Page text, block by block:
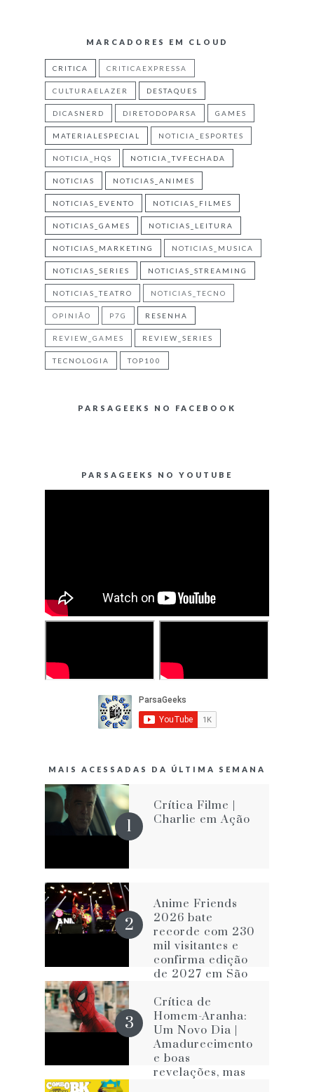
MARCADORES EM CLOUD
CRITICA CRITICAEXPRESSA
CULTURAELAZER DESTAQUES
DICASNERD DIRETODOPARSA GAMES
MATERIALESPECIAL NOTICIA_ESPORTES
NOTICIA_HQS NOTICIA_TVFECHADA
NOTICIAS NOTICIAS_ANIMES
NOTICIAS_EVENTO NOTICIAS_FILMES
NOTICIAS_GAMES NOTICIAS_LEITURA
NOTICIAS_MARKETING NOTICIAS_MUSICA
NOTICIAS_SERIES NOTICIAS_STREAMING
NOTICIAS_TEATRO NOTICIAS_TECNO
OPINIÃO P7G RESENHA
REVIEW_GAMES REVIEW_SERIES
TECNOLOGIA TOP100
PARSAGEEKS NO FACEBOOK
PARSAGEEKS NO YOUTUBE
MAIS ACESSADAS DA ÚLTIMA SEMANA
Crítica Filme |
Charlie em Ação
Anime Friends
2026 bate
recorde com 230
mil visitantes e
confirma edição
de 2027 em São
Crítica de
Homem-Aranha:
Um Novo Dia |
Amadurecimento
e boas
revelações, mas